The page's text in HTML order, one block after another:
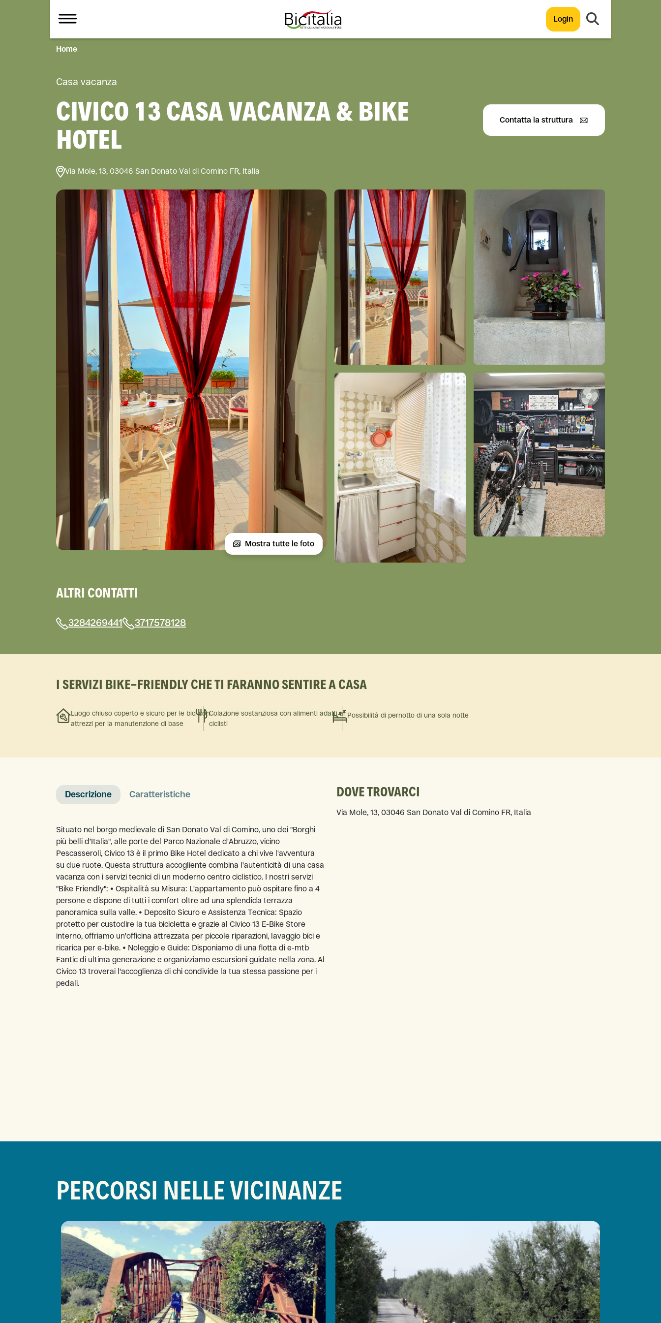
Login
Home
Casa vacanza
CIVICO 13 CASA VACANZA & BIKE
HOTEL
Via Mole, 13, 03046 San Donato Val di Comino FR, Italia
Contatta la struttura
Mostra tutte le foto
ALTRI CONTATTI
3284269441 3717578128
I SERVIZI BIKE-FRIENDLY CHE TI FARANNO SENTIRE A CASA
Luogo chiuso coperto e sicuro per le bici con
attrezzi per la manutenzione di base
Colazione sostanziosa con alimenti adatti ai
ciclisti
Possibilità di pernotto di una sola notte
Descrizione Caratteristiche
Situato nel borgo medievale di San Donato Val di Comino, uno dei "Borghi
più belli d’Italia", alle porte del Parco Nazionale d'Abruzzo, vicino
Pescasseroli, Civico 13 è il primo Bike Hotel dedicato a chi vive l'avventura
su due ruote. Questa struttura accogliente combina l'autenticità di una casa
vacanza con i servizi tecnici di un moderno centro ciclistico. I nostri servizi
"Bike Friendly": • Ospitalità su Misura: L'appartamento può ospitare fino a 4
persone e dispone di tutti i comfort oltre ad una splendida terrazza
panoramica sulla valle. • Deposito Sicuro e Assistenza Tecnica: Spazio
protetto per custodire la tua bicicletta e grazie al Civico 13 E-Bike Store
interno, offriamo un'officina attrezzata per piccole riparazioni, lavaggio bici e
ricarica per e-bike. • Noleggio e Guide: Disponiamo di una flotta di e-mtb
Fantic di ultima generazione e organizziamo escursioni guidate nella zona. Al
Civico 13 troverai l'accoglienza di chi condivide la tua stessa passione per i
pedali.
DOVE TROVARCI
Via Mole, 13, 03046 San Donato Val di Comino FR, Italia
PERCORSI NELLE VICINANZE